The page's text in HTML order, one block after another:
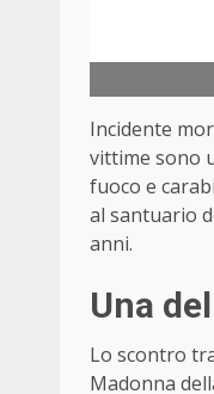
Incidente
vittime sono
fuoco e
al santuario
anni.
Una
Lo scontro
Madonna